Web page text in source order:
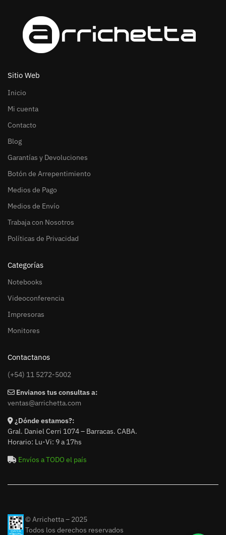
Sitio Web
Inicio
Mi cuenta
Contacto
Blog
Garantías y Devoluciones
Botón de Arrepentimiento
Medios de Pago
Medios de Envío
Trabaja con Nosotros
Políticas de Privacidad
Categorías
Notebooks
Videoconferencia
Impresoras
Monitores
Contactanos
(+54) 11 5272-5002
Envianos tus consultas a:
ventas@arrichetta.com
¿Dónde estamos?:
Gral. Daniel Cerri 1074 – Barracas. CABA.
Horario: Lu-Vi: 9 a 17hs
Envíos a TODO el país
© Arrichetta – 2025
Todos los derechos reservados